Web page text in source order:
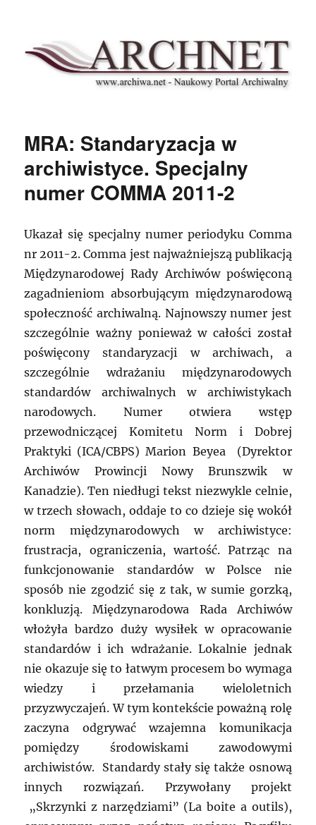
Archnet
MRA: Standaryzacja w
archiwistyce. Specjalny
numer COMMA 2011-2
Ukazał się specjalny numer periodyku Comma
nr 2011-2. Comma jest najważniejszą publikacją
Międzynarodowej Rady Archiwów poświęconą
zagadnieniom absorbującym międzynarodową
społeczność archiwalną. Najnowszy numer jest
szczególnie ważny ponieważ w całości został
poświęcony standaryzacji w archiwach, a
szczególnie wdrażaniu międzynarodowych
standardów archiwalnych w archiwistykach
narodowych. Numer otwiera wstęp
przewodniczącej Komitetu Norm i Dobrej
Praktyki (ICA/CBPS) Marion Beyea (Dyrektor
Archiwów Prowincji Nowy Brunszwik w
Kanadzie). Ten niedługi tekst niezwykle celnie,
w trzech słowach, oddaje to co dzieje się wokół
norm międzynarodowych w archiwistyce:
frustracja, ograniczenia, wartość. Patrząc na
funkcjonowanie standardów w Polsce nie
sposób nie zgodzić się z tak, w sumie gorzką,
konkluzją. Międzynarodowa Rada Archiwów
włożyła bardzo duży wysiłek w opracowanie
standardów i ich wdrażanie. Lokalnie jednak
nie okazuje się to łatwym procesem bo wymaga
wiedzy i przełamania wieloletnich
przyzwyczajeń. W tym kontekście poważną rolę
zaczyna odgrywać wzajemna komunikacja
pomiędzy środowiskami zawodowymi
archiwistów. Standardy stały się także osnową
innych rozwiązań. Przywołany projekt
„Skrzynki z narzędziami” (La boite a outils),